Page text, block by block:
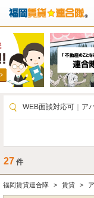
WEB面談対応可 ア
27 件
福岡賃貸連合隊 賃貸